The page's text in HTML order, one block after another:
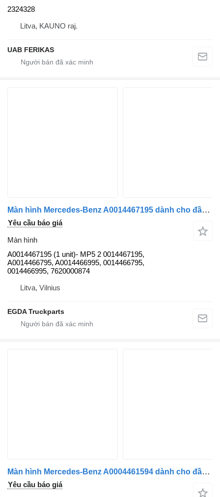
2324328
Litva, KAUNO raj.
UAB FERIKAS
Màn hình Mercedes-Benz A0014467195 dành cho đầu kéo Mercedes-Benz MP5
Yêu cầu báo giá
Màn hình
A0014467195 (1 unit)- MP5 2 0014467195,
A0014466795, A0014466995, 0014466795,
0014466995, 7620000874
Litva, Vilnius
EGDA Truckparts
Màn hình Mercedes-Benz A0004461594 dành cho đầu kéo Mercedes-Benz MP5
Yêu cầu báo giá